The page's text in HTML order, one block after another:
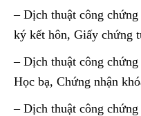
– Dịch thuật công
ký kết hôn, Giấy chứng
– Dịch thuật công
Học bạ, Chứng nhận
– Dịch thuật công